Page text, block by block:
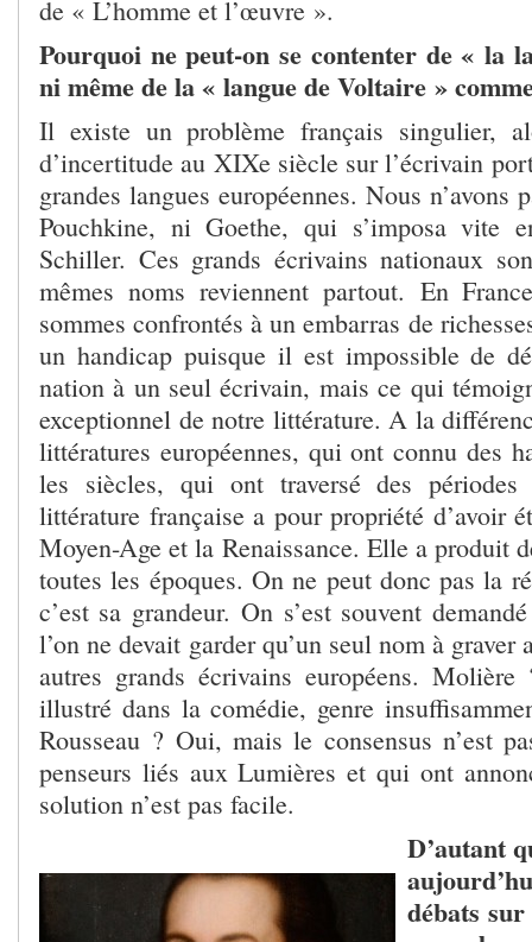
de « L’homme et l’œuvre ».
Pourquoi ne peut-on se contenter de « la
ni même de la « langue de Voltaire »
Il existe un problème français singulier,
d’incertitude au XIXe siècle sur l’écrivain
grandes langues européennes. Nous n’avons
Pouchkine, ni Goethe, qui s’imposa vite
Schiller. Ces grands écrivains nationaux
mêmes noms reviennent partout. En
sommes confrontés à un embarras de
un handicap puisque il est impossible de
nation à un seul écrivain, mais ce qui
exceptionnel de notre littérature. A la
littératures européennes, qui ont connu des
les siècles, qui ont traversé des
littérature française a pour propriété d’avoir
Moyen-Age et la Renaissance. Elle a produit
toutes les époques. On ne peut donc pas la
c’est sa grandeur. On s’est souvent
l’on ne devait garder qu’un seul nom à graver
autres grands écrivains européens.
illustré dans la comédie, genre
Rousseau ? Oui, mais le consensus n’est
penseurs liés aux Lumières et qui ont
solution n’est pas facile.
D’autant
débats